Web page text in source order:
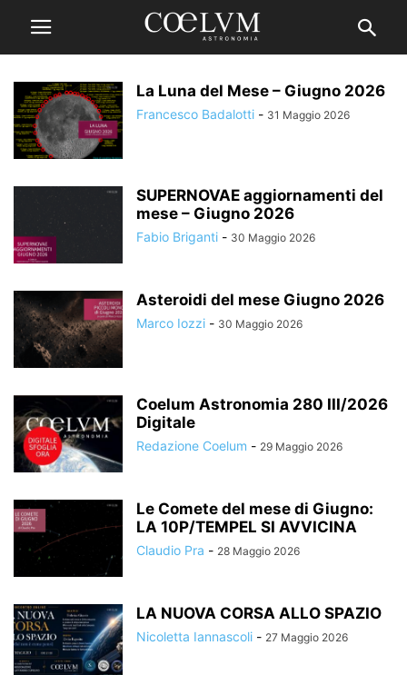
La Luna del Mese – Giugno 2026
Francesco Badalotti - 31 Maggio 2026
SUPERNOVAE aggiornamenti del
mese – Giugno 2026
Fabio Briganti - 30 Maggio 2026
Asteroidi del mese Giugno 2026
Marco Iozzi - 30 Maggio 2026
Coelum Astronomia 280 III/2026
Digitale
Redazione Coelum - 29 Maggio 2026
Le Comete del mese di Giugno:
LA 10P/TEMPEL SI AVVICINA
Claudio Pra - 28 Maggio 2026
LA NUOVA CORSA ALLO SPAZIO
Nicoletta Iannascoli - 27 Maggio 2026